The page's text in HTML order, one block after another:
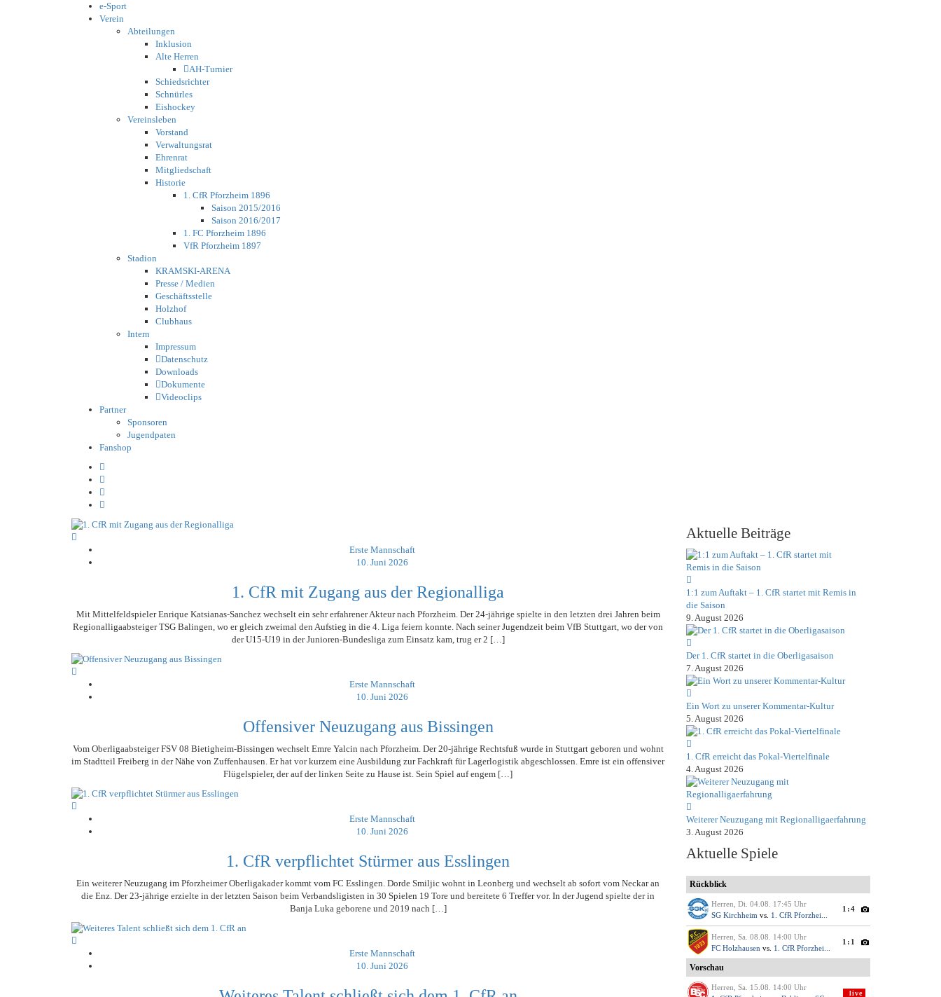
e-Sport
Verein
Abteilungen
Inklusion
Alte Herren
AH-Turnier
Schiedsrichter
Schnürles
Eishockey
Vereinsleben
Vorstand
Verwaltungsrat
Ehrenrat
Mitgliedschaft
Historie
1. CfR Pforzheim 1896
Saison 2015/2016
Saison 2016/2017
1. FC Pforzheim 1896
VfR Pforzheim 1897
Stadion
KRAMSKI-ARENA
Presse / Medien
Geschäftsstelle
Holzhof
Clubhaus
Intern
Impressum
Datenschutz
Downloads
Dokumente
Videoclips
Partner
Sponsoren
Jugendpaten
Fanshop
Erste Mannschaft
10. Juni 2026
1. CfR mit Zugang aus der Regionalliga
Mit Mittelfeldspieler Enrique Katsianas-Sanchez wechselt ein sehr erfahrener Akteur nach Pforzheim. Der 24-jährige spielte in den letzten drei Jahren beim
Regionalligaabsteiger TSG Balingen, wo er gleich zweimal den Aufstieg in die 4. Liga feiern konnte. Nach seiner Jugendzeit beim VfB Stuttgart, wo der von
der U15-U19 in der Junioren-Bundesliga zum Einsatz kam, trug er 2 […]
Erste Mannschaft
10. Juni 2026
Offensiver Neuzugang aus Bissingen
Vom Oberligaabsteiger FSV 08 Bietigheim-Bissingen wechselt Emre Yalcin nach Pforzheim. Der 20-jährige Rechtsfuß wurde in Stuttgart geboren und wohnt
im Stadtteil Freiberg in der Nähe von Zuffenhausen. Er hat vor kurzem eine Ausbildung zur Fachkraft für Lagerlogistik abgeschlossen. Emre ist ein offensiver
Flügelspieler, der auf der linken Seite zu Hause ist. Sein Spiel auf engem […]
Erste Mannschaft
10. Juni 2026
1. CfR verpflichtet Stürmer aus Esslingen
Ein weiterer Neuzugang im Pforzheimer Oberligakader kommt vom FC Esslingen. Dorde Smiljic wohnt in Leonberg und wechselt ab sofort vom Neckar an
die Enz. Der 23-jährige erzielte in der letzten Saison beim Verbandsligisten in 30 Spielen 19 Tore und bereitete 6 Treffer vor. In der Jugend spielte der in
Banja Luka geborene und 2019 nach […]
Erste Mannschaft
10. Juni 2026
Aktuelle Beiträge
1:1 zum Auftakt – 1. CfR startet mit Remis in
die Saison
9. August 2026
Der 1. CfR startet in die Oberligasaison
7. August 2026
Ein Wort zu unserer Kommentar-Kultur
5. August 2026
1. CfR erreicht das Pokal-Viertelfinale
4. August 2026
Weiterer Neuzugang mit Regionalligaerfahrung
3. August 2026
Aktuelle Spiele